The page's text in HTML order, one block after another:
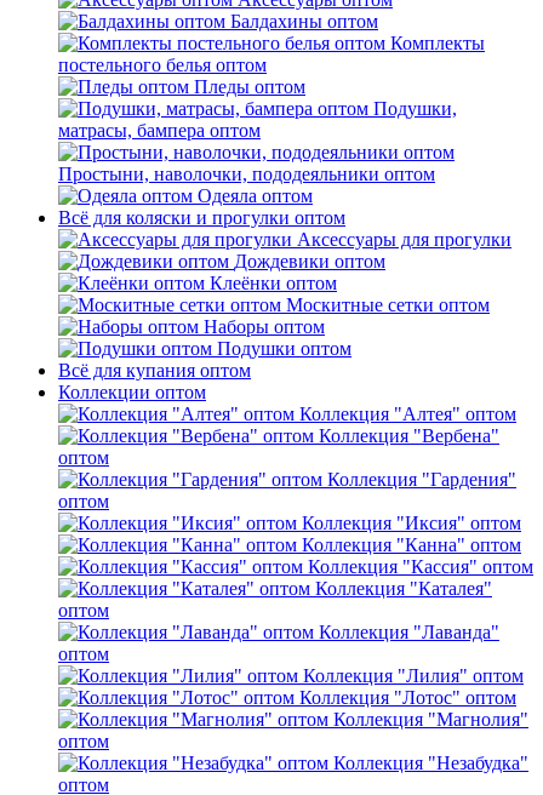
Балдахины оптом
Комплекты
постельного белья оптом
Пледы оптом
Подушки,
матрасы, бампера оптом
Простыни, наволочки, пододеяльники оптом
Одеяла оптом
Всё для коляски и прогулки оптом
Аксессуары для прогулки
Дождевики оптом
Клеёнки оптом
Москитные сетки оптом
Наборы оптом
Подушки оптом
Всё для купания оптом
Коллекции оптом
Коллекция "Алтея" оптом
Коллекция "Вербена"
оптом
Коллекция "Гардения"
оптом
Коллекция "Иксия" оптом
Коллекция "Канна" оптом
Коллекция "Кассия" оптом
Коллекция "Каталея"
оптом
Коллекция "Лаванда"
оптом
Коллекция "Лилия" оптом
Коллекция "Лотос" оптом
Коллекция "Магнолия"
оптом
Коллекция "Незабудка"
оптом